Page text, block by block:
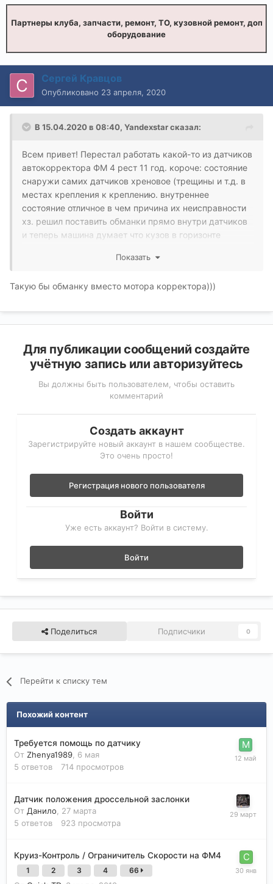
Партнеры клуба, запчасти, ремонт, ТО, кузовной ремонт, доп
оборудование
Сергей Кравцов
Опубликовано 23 апреля, 2020
В 15.04.2020 в 08:40, Yandexstarсказал:
Всем привет! Перестал работать какой-то из датчиков
автокорректора ФМ 4 рест 11 год. короче: состояние
снаружи самих датчиков хреновое (трещины и т.д. в
местах крепления к креплению. внутреннее
состояние отличное в чем причина их неисправности
хз. решил поставить обманки прямо внутри датчиков
и теперь машина думает что кузов в горизонте
капотом и пока-что поезжу так. кстати разницы после
фарах внутри снаружи и на самих датчиках в идеале.
видос как что делалось если кому интересно. (но
хотя и так норм мне больше нравится функция
подсветка боковых зон очень удобно, а
автокорректировку не замечал вообще.
Показать
Такую бы обманку вместо мотора корректора)))
Для публикации сообщений создайте
учётную запись или авторизуйтесь
Вы должны быть пользователем, чтобы оставить
комментарий
Создать аккаунт
Зарегистрируйте новый аккаунт в нашем сообществе.
Это очень просто!
Регистрация нового пользователя
Войти
Уже есть аккаунт? Войти в систему.
Войти
Поделиться Подписчики 0
Перейти к списку тем
Похожий контент
Требуется помощь по датчику
От Zhenya1989 6 мая
5 ответов 714 просмотров
Датчик положения дроссельной заслонки
От Данило
27 марта
5 ответов 923 просмотра
Круиз-Контроль / Ограничитель Скорости на ФМ4
1 2 3 4 66